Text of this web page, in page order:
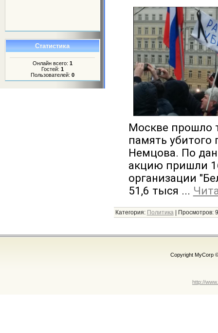
Статистика
Онлайн всего: 1
Гостей: 1
Пользователей: 0
Москве прошло
память убитого
Немцова. По
акцию пришли
организации
51,6 тыся ...
Категория: Политика | Просмотров:
Copyright MyCorp
http://